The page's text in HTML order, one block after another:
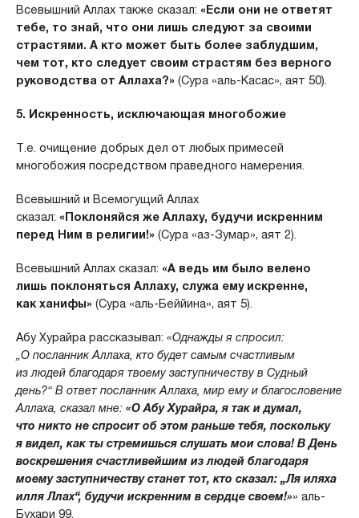
Всевышний Аллах также сказал: «Если они не ответят
тебе, то знай, что они лишь следуют за своими
страстями. А кто может быть более заблудшим,
чем тот, кто следует своим страстям без верного
руководства от Аллаха?» (Сура «аль-Касас», аят 50).
5. Искренность, исключающая многобожие
Т.е. очищение добрых дел от любых примесей
многобожия посредством праведного намерения.
Всевышний и Всемогущий Аллах
сказал: «Поклоняйся же Аллаху, будучи искренним
перед Ним в религии!» (Сура «аз-Зумар», аят 2).
Всевышний Аллах сказал: «А ведь им было велено
лишь поклоняться Аллаху, служа ему искренне,
как ханифы» (Сура «аль-Беййина», аят 5).
Абу Хурайра рассказывал: «Однажды я спросил:
„О посланник Аллаха, кто будет самым счастливым
из людей благодаря твоему заступничеству в Судный
день?“ В ответ посланник Аллаха, мир ему и благословение
Аллаха, сказал мне: «О Абу Хурайра, я так и думал,
что никто не спросит об этом раньше тебя, поскольку
я видел, как ты стремишься слушать мои слова! В День
воскрешения счастливейшим из людей благодаря
моему заступничеству станет тот, кто сказал: „Ля иляха
илля Ллах“, будучи искренним в сердце своем!»» аль-
Бухари 99.